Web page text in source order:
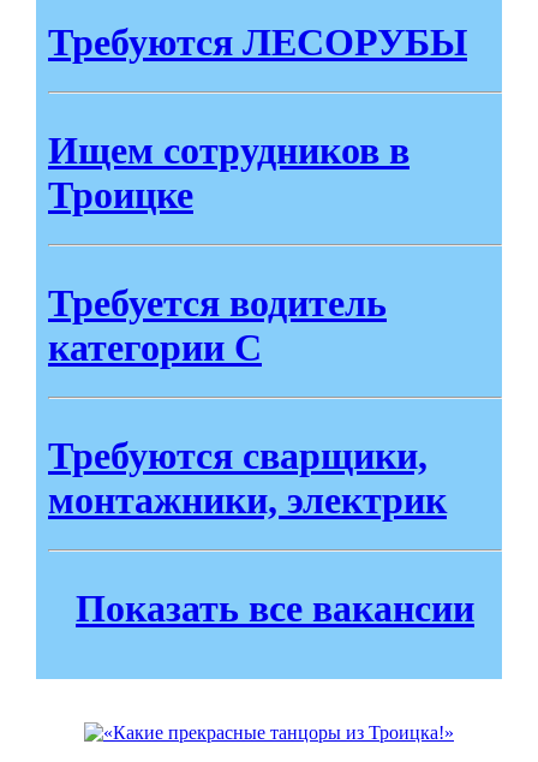
Требуются ЛЕСОРУБЫ
Ищем сотрудников в
Троицке
Требуется водитель
категории С
Требуются сварщики,
монтажники, электрик
Показать все вакансии